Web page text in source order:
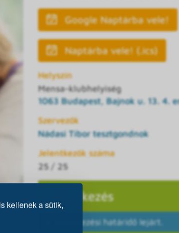
kellenek a sütik,
Google Naptárba vele!
Naptárba vele! (.ics)
Helyszín
Mensa-klubhelyiség
1063 Budapest, Bajnok u. 13. 4.
Szervezők
Nádasi Tibor tesztgondnok
Jelentkezők száma
25 / 25
Jelentkezés
A jelentkezési határidő lejárt.